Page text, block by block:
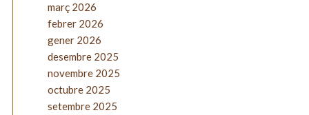
març 2026
febrer 2026
gener 2026
desembre 2025
novembre 2025
octubre 2025
setembre 2025